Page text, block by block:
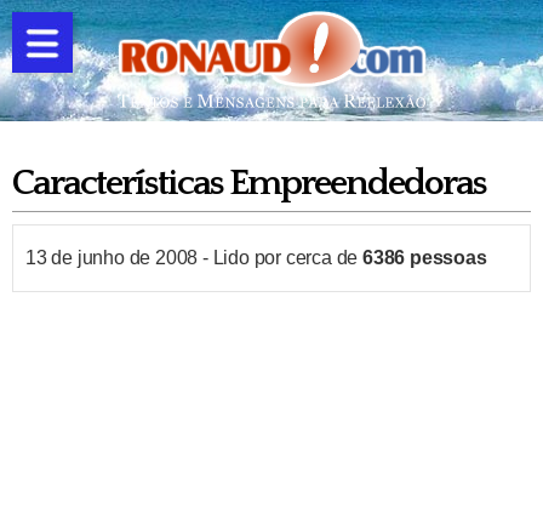
Características Empreendedoras
13 de junho de 2008 - Lido por cerca de6386 pessoas